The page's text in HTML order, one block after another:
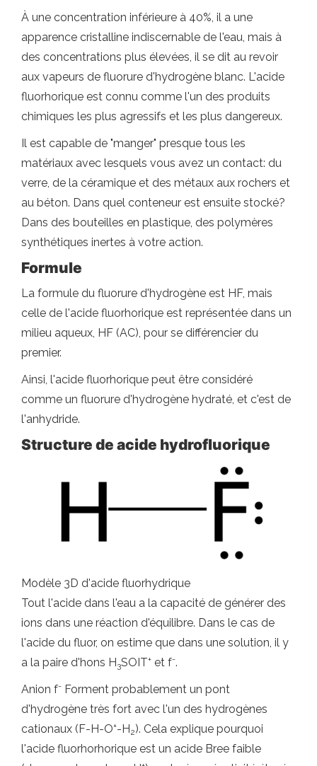
À une concentration inférieure à 40%, il a une
apparence cristalline indiscernable de l'eau, mais à
des concentrations plus élevées, il se dit au revoir
aux vapeurs de fluorure d'hydrogène blanc. L'acide
fluorhorique est connu comme l'un des produits
chimiques les plus agressifs et les plus dangereux.
Il est capable de "manger" presque tous les
matériaux avec lesquels vous avez un contact: du
verre, de la céramique et des métaux aux rochers et
au béton. Dans quel conteneur est ensuite stocké?
Dans des bouteilles en plastique, des polymères
synthétiques inertes à votre action.
Formule
La formule du fluorure d'hydrogène est HF, mais
celle de l'acide fluorhorique est représentée dans un
milieu aqueux, HF (AC), pour se différencier du
premier.
Ainsi, l'acide fluorhorique peut être considéré
comme un fluorure d'hydrogène hydraté, et c'est de
l'anhydride.
Structure de acide hydrofluorique
Modèle 3D d'acide fluorhydrique
Tout l'acide dans l'eau a la capacité de générer des
ions dans une réaction d'équilibre. Dans le cas de
l'acide du fluor, on estime que dans une solution, il y
a la paire d'hons H3SOIT+ et f-.
Anion f- Forment probablement un pont
d'hydrogène très fort avec l'un des hydrogènes
cationaux (F-H-O+-H2). Cela explique pourquoi
l'acide fluorhorhorique est un acide Bree faible